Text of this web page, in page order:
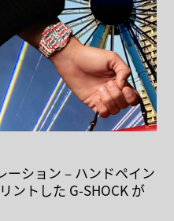
ーション – ハンドペイン
ントした G-SHOCK が